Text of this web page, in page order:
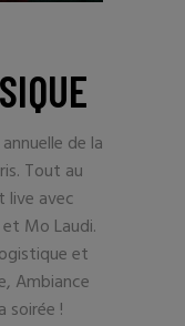
de la
Tout au
live avec
Mo Laudi.
et
Ambiance
!